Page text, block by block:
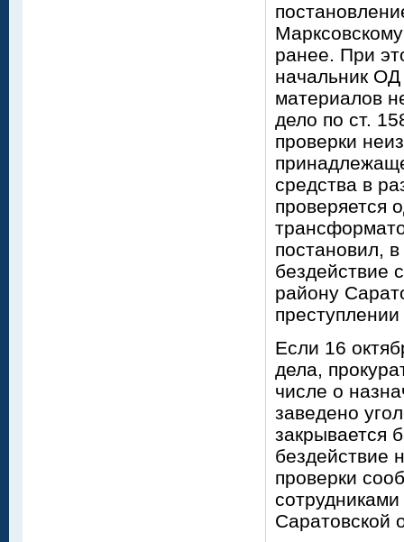
ранее. При
начальник
материалов
дело по ст.
проверки
средства в
проверяется
постановил,
бездействие
району
преступлении
Если 16
дела,
числе о
заведено
закрывается
бездействие
проверки
Саратовской